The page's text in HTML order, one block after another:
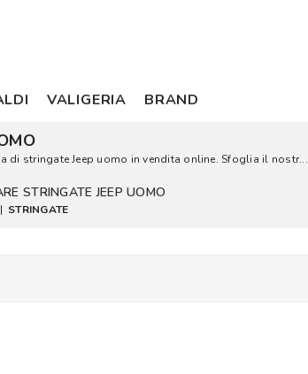
VALIGERIA BRAND
di stringate Jeep uomo in vendita online. Sfoglia il nostr...
STRINGATE JEEP UOMO
| STRINGATE